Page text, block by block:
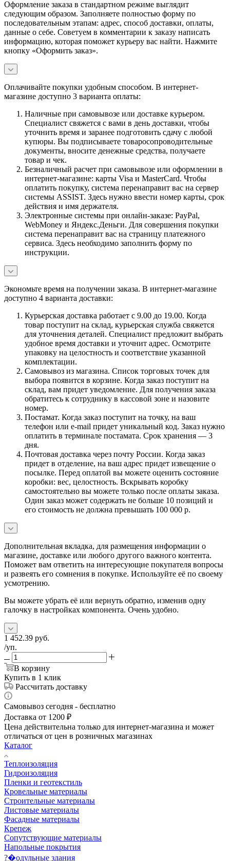
Оформление заказа в стандартном режиме выглядит
следующим образом. Заполняете полностью форму по
последовательным этапам: адрес, способ доставки, оплаты,
данные о себе. Советуем в комментарии к заказу написать
информацию, которая поможет курьеру вас найти. Нажмите
кнопку «Оформить заказ».
Оплачивайте покупки удобным способом. В интернет-
магазине доступно 3 варианта оплаты:
Наличные при самовывозе или доставке курьером.
Специалист свяжется с вами в день доставки, чтобы
уточнить время и заранее подготовить сдачу с любой
купюры. Вы подписываете товаросопроводительные
документы, вносите денежные средства, получаете
товар и чек.
Безналичный расчет при самовывозе или оформлении в
интернет-магазине: карты Visa и MasterCard. Чтобы
оплатить покупку, система перенаправит вас на сервер
системы ASSIST. Здесь нужно ввести номер карты, срок
действия и имя держателя.
Электронные системы при онлайн-заказе: PayPal,
WebMoney и Яндекс.Деньги. Для совершения покупки
система перенаправит вас на страницу платежного
сервиса. Здесь необходимо заполнить форму по
инструкции.
Экономьте время на получении заказа. В интернет-магазине
доступно 4 варианта доставки:
Курьерская доставка работает с 9.00 до 19.00. Когда
товар поступит на склад, курьерская служба свяжется
для уточнения деталей. Специалист предложит выбрать
удобное время доставки и уточнит адрес. Осмотрите
упаковку на целостность и соответствие указанной
комплектации.
Самовывоз из магазина. Список торговых точек для
выбора появится в корзине. Когда заказ поступит на
склад, вам придет уведомление. Для получения заказа
обратитесь к сотруднику в кассовой зоне и назовите
номер.
Постамат. Когда заказ поступит на точку, на ваш
телефон или e-mail придет уникальный код. Заказ нужно
оплатить в терминале постамата. Срок хранения — 3
дня.
Почтовая доставка через почту России. Когда заказ
придет в отделение, на ваш адрес придет извещение о
посылке. Перед оплатой вы можете оценить состояние
коробки: вес, целостность. Вскрывать коробку
самостоятельно вы можете только после оплаты заказа.
Один заказ может содержать не больше 10 позиций и
его стоимость не должна превышать 100 000 р.
Дополнительная вкладка, для размещения информации о
магазине, доставке или любого другого важного контента.
Поможет вам ответить на интересующие покупателя вопросы
и развеять его сомнения в покупке. Используйте её по своему
усмотрению.
Вы можете убрать её или вернуть обратно, изменив одну
галочку в настройках компонента. Очень удобно.
1 452.39 руб.
/уп.
В корзину
Купить в 1 клик
Рассчитать доставку
Самовывоз сегодня - бесплатно
Доставка от 1200 ₽
Цена действительна только для интернет-магазина и может
отличаться от цен в розничных магазинах
Каталог
Теплоизоляция
Гидроизоляция
Пленки и геотекстиль
Кровельные материалы
Строительные материалы
Листовые материалы
Фасадные материалы
Крепеж
Сопутствующие материалы
Напольные покрытия
?�одульные здания